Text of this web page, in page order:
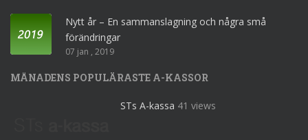
Nytt år – En sammanslagning och några små
förändringar
07 jan , 2019
MÅNADENS POPULÄRASTE A-KASSOR
STs A-kassa 41 views